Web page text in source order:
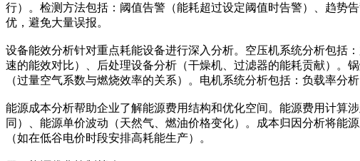
行）。检测方法包括：阈值告警（能耗超过设定阈值时告警）、趋势
优，避免大量误报。
设备能效分析针对重点耗能设备进行深入分析。空压机系统分析包括
速的能效对比）、后处理设备分析（干燥机、过滤器的能耗贡献）。
（过量空气系数与燃烧效率的关系）。电机系统分析包括：负载率分
能源成本分析帮助企业了解能源费用结构和优化空间。能源费用计算
同）、能源单价波动（天然气、燃油价格变化）。成本归因分析将能
（如在低谷电价时段安排高耗能生产）。